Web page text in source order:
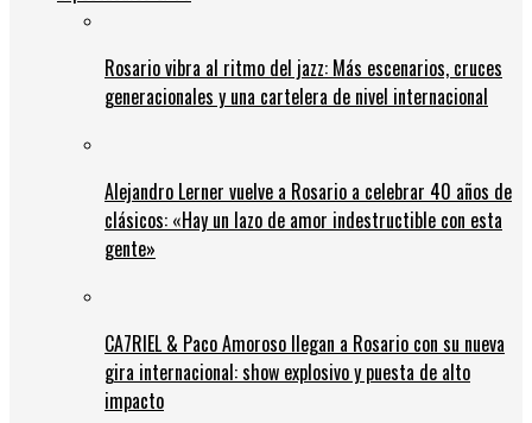
Rosario vibra al ritmo del jazz: Más escenarios, cruces
generacionales y una cartelera de nivel internacional
Alejandro Lerner vuelve a Rosario a celebrar 40 años de
clásicos: «Hay un lazo de amor indestructible con esta
gente»
CA7RIEL & Paco Amoroso llegan a Rosario con su nueva
gira internacional: show explosivo y puesta de alto
impacto